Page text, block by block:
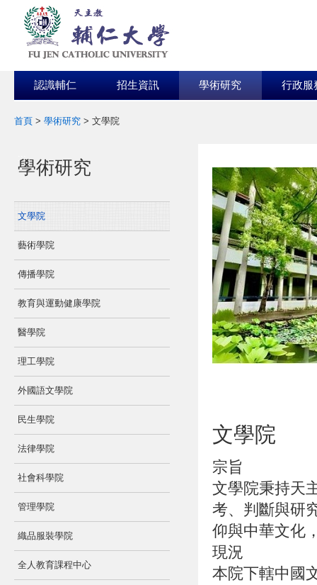
認識輔仁 招生資訊 學術研究 行政服
首頁 > 學術研究 > 文學院
:::
學術研究
文學院
藝術學院
傳播學院
教育與運動健康學院
醫學院
理工學院
外國語文學院
民生學院
法律學院
社會科學院
管理學院
織品服裝學院
全人教育課程中心
文學院
宗旨
文學院秉持天
考、判斷與研
仰與中華文化
現況
本院下轄中國